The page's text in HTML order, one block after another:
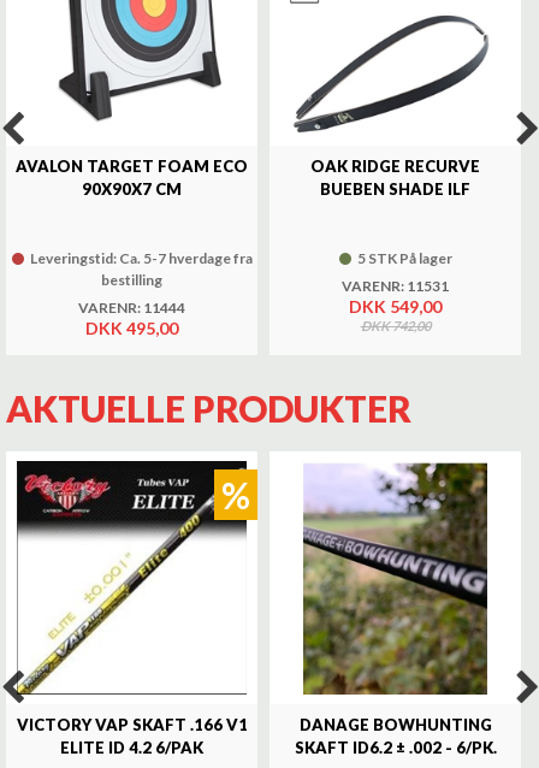
AVALON TARGET FOAM ECO
90X90X7 CM
Leveringstid: Ca. 5-7 hverdage fra
bestilling
VARENR: 11444
DKK 495,00
OAK RIDGE RECURVE
BUEBEN SHADE ILF
5 STK På lager
VARENR: 11531
DKK 549,00
DKK 742,00
AKTUELLE PRODUKTER
VICTORY VAP SKAFT .166 V1
ELITE ID 4.2 6/PAK
%
DANAGE BOWHUNTING
SKAFT ID6.2 ± .002 - 6/PK.